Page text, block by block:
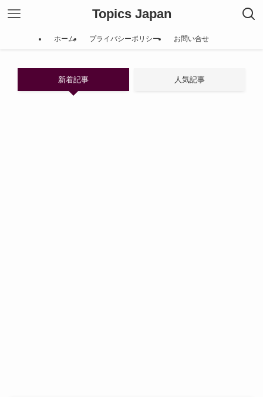
Topics Japan
ホーム プライバシーポリシー お問い合せ
新着記事 人気記事